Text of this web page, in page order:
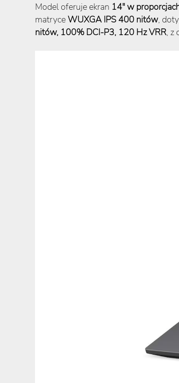
Model oferuje ekran 14″ w
matryceWUXGA IPS 400 nitów,
nitów, 100% DCI-P3, 120 Hz VRR, z